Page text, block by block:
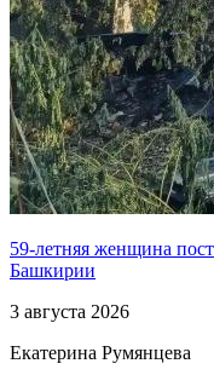
59-летняя женщина
Башкирии
3 августа 2026
Екатерина Румянцева